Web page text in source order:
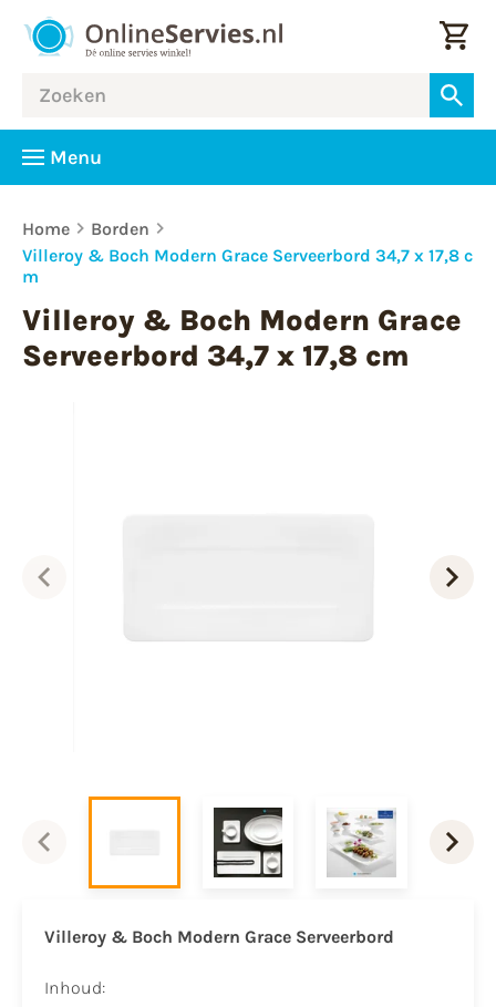
Menu
Home
Borden
Villeroy & Boch Modern Grace Serveerbord 34,7 x 17,8 c
m
Villeroy & Boch Modern Grace
Serveerbord 34,7 x 17,8 cm
Villeroy & Boch Modern Grace Serveerbord
Inhoud: